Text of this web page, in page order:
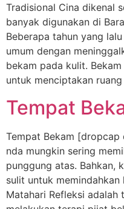
Tradisional Cina dikenal
banyak digunakan di
Beberapa tahun yang
umum dengan
bekam pada kulit.
untuk menciptakan
Tempat
Tempat Bekam
nda mungkin sering
punggung atas. Bahkan,
sulit untuk
Matahari Refleksi adalah